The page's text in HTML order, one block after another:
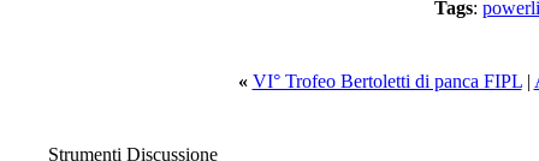
Tags:
« VI° Trofeo Bertoletti di panca FIPL|
Strumenti Discussione